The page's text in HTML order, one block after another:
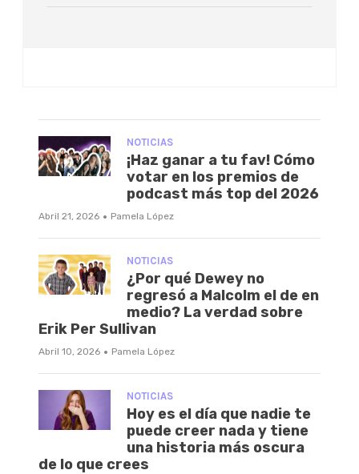
NOTICIAS
¡Haz ganar a tu fav! Cómo
votar en los premios de
podcast más top del 2026
Abril 21, 2026 · Pamela López
NOTICIAS
¿Por qué Dewey no
regresó a Malcolm el de en
medio? La verdad sobre
Erik Per Sullivan
Abril 10, 2026 · Pamela López
NOTICIAS
Hoy es el día que nadie te
puede creer nada y tiene
una historia más oscura
de lo que crees